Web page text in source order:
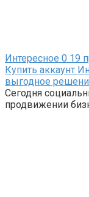
Интересное 0 19
Купить аккаунт
выгодное
Сегодня
продвижении